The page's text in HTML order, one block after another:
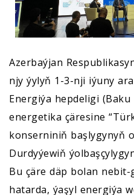
Azerbaýjan
njy ýylyň 1-3-nji iýuny
Energiýa hepdeligi
energetika çäresine
konserniniň başlygynyň
Durdyýewiň
Bu çäre däp bolan
hatarda, ýaşyl energiýa